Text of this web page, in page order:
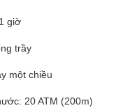
giờ
trầy
một chiều
20 ATM (200m)